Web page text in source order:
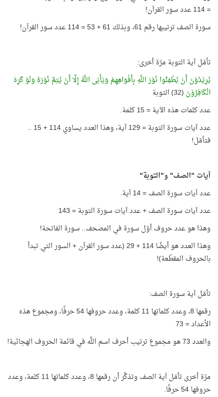
= 114 عدد سور القرآن!
سورة الصف ترتيبها رقم 61، وبذلك 61 + 53 = 114 عدد سور القرآن!
تأمّل آية التوبة مرّة أخرى:
يُرِيْدُوْنَ أَنْ يُطْفِئُوا نُوْرَ اللَّهِ بِأَفْوَاهِهِمْ وَيَأْبَى اللَّهُ إِلَّا أَنْ يُتِمَّ نُوْرَهُ وَلَوْ كَرِهَ
الْكَافِرُوْنَ (32) التوبة
عدد كلمات هذه الآية = 15 كلمة.
عدد آيات سورة التوبة = 129 آية، وهذا العدد يساوي 114 + 15 ..
فتأمّل!
آيات "الصف" و"التوبة"
عدد آيات سورة الصف = 14 آية.
عدد آيات سورة الصف + عدد آيات سورة التوبة = 143
وهذا هو عدد حروف أوّل سورة في المصحف.. سورة الفاتحة!
وهذا العدد هو أيضًا 114 + 29 (عدد سور القرآن + السور التي تبدأ
بالحروف المقطّعة)!
تأمّل آية سورة الصف:
رقمها 8، وعدد كلماتها 11 كلمة، وعدد حروفها 54 حرفًا، ومجموع هذه
الأعداد = 73
والعدد 73 هو مجموع ترتيب أحرف اسم اللَّه في قائمة الحروف الهجائية!
مرّة أخرى تأمّل آية الصف وتذكَّر أن رقمها 8، وعدد كلماتها 11 كلمة، وعدد
حروفها 54 حرفًا.